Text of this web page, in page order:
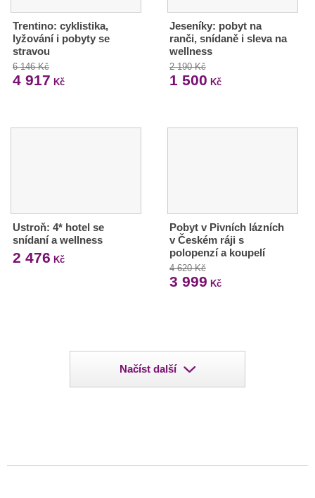
Trentino: cyklistika,
lyžování i pobyty se
stravou
6 146 Kč
4 917 Kč
Jeseníky: pobyt na
ranči, snídaně i sleva na
wellness
2 190 Kč
1 500 Kč
Ustroň: 4* hotel se
snídaní a wellness
2 476 Kč
Pobyt v Pivních lázních
v Českém ráji s
polopenzí a koupelí
4 620 Kč
3 999 Kč
Načíst další